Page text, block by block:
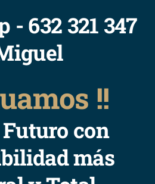
- 632 321 347
!!
con
más